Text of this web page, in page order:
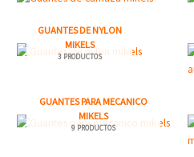
GUANTES DE NYLON
MIKELS
3 PRODUCTOS
GUANTES PARA MECANICO
MIKELS
9 PRODUCTOS